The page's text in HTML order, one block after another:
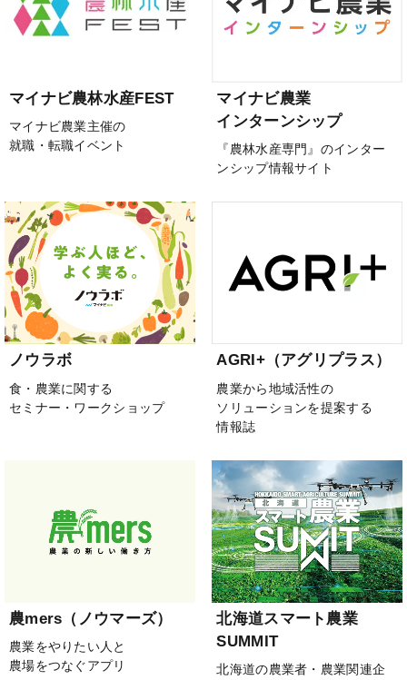
マイナビ農林水産FEST
マイナビ農業主催の
就職・転職イベント
マイナビ農業
インターンシップ
『農林水産専門』のインター
ンシップ情報サイト
ノウラボ
食・農業に関する
セミナー・ワークショップ
AGRI+（アグリプラス）
農業から地域活性の
ソリューションを提案する
情報誌
農mers（ノウマーズ）
農業をやりたい人と
農場をつなぐアプリ
北海道スマート農業
SUMMIT
北海道の農業者・農業関連企